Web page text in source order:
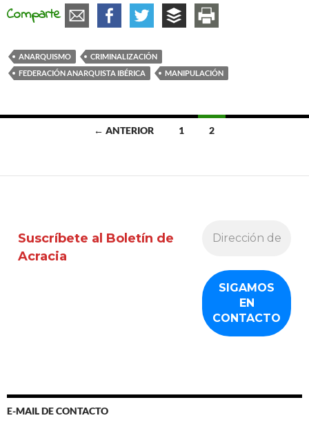
Comparte
ANARQUISMO
CRIMINALIZACIÓN
FEDERACIÓN ANARQUISTA IBÉRICA
MANIPULACIÓN
las
← ANTERIOR 1 2
Suscríbete al Boletín de
Acracia
E-MAIL DE CONTACTO